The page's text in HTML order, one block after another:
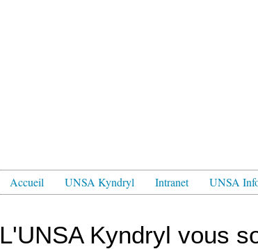
Accueil UNSA Kyndryl Intranet UNSA
L'UNSA Kyndryl vous